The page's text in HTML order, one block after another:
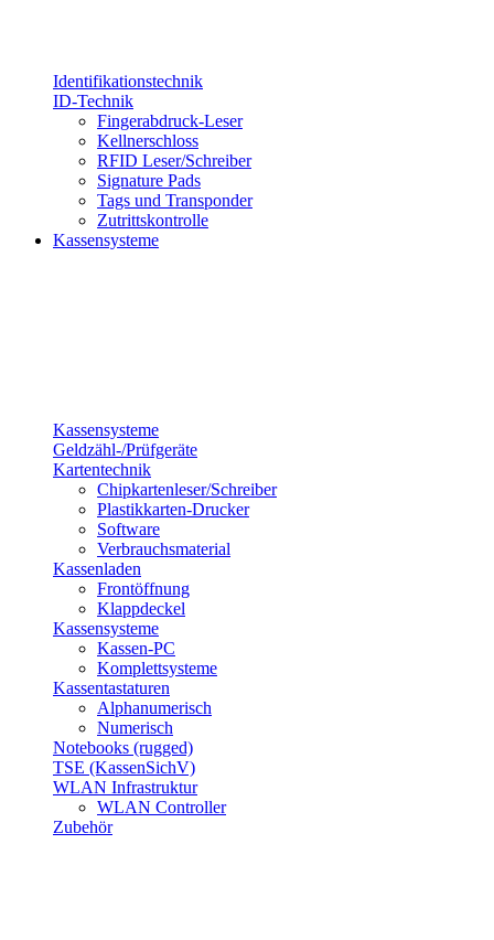
Identifikationstechnik
ID-Technik
Fingerabdruck-Leser
Kellnerschloss
RFID Leser/Schreiber
Signature Pads
Tags und Transponder
Zutrittskontrolle
Kassensysteme
Kassensysteme
Geldzähl-/Prüfgeräte
Kartentechnik
Chipkartenleser/Schreiber
Plastikkarten-Drucker
Software
Verbrauchsmaterial
Kassenladen
Frontöffnung
Klappdeckel
Kassensysteme
Kassen-PC
Komplettsysteme
Kassentastaturen
Alphanumerisch
Numerisch
Notebooks (rugged)
TSE (KassenSichV)
WLAN Infrastruktur
WLAN Controller
Zubehör